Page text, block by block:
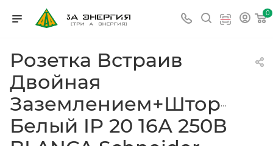
0
Розетка Встраив
Двойная
Заземлением+Шторки
Белый IP 20 16А 250В